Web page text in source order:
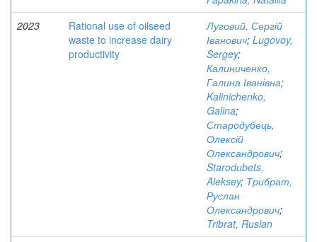
2023
Rational use of oilseed
waste to increase dairy
productivity
Луговий, Сергій
Іванович; Lugovoy,
Sergey;
Калиниченко,
Галина Іванівна;
Kalinichenko,
Galina;
Стародубець,
Олексій
Олександрович;
Starodubets,
Aleksey; Трибрат,
Руслан
Олександрович;
Tribrat, Ruslan